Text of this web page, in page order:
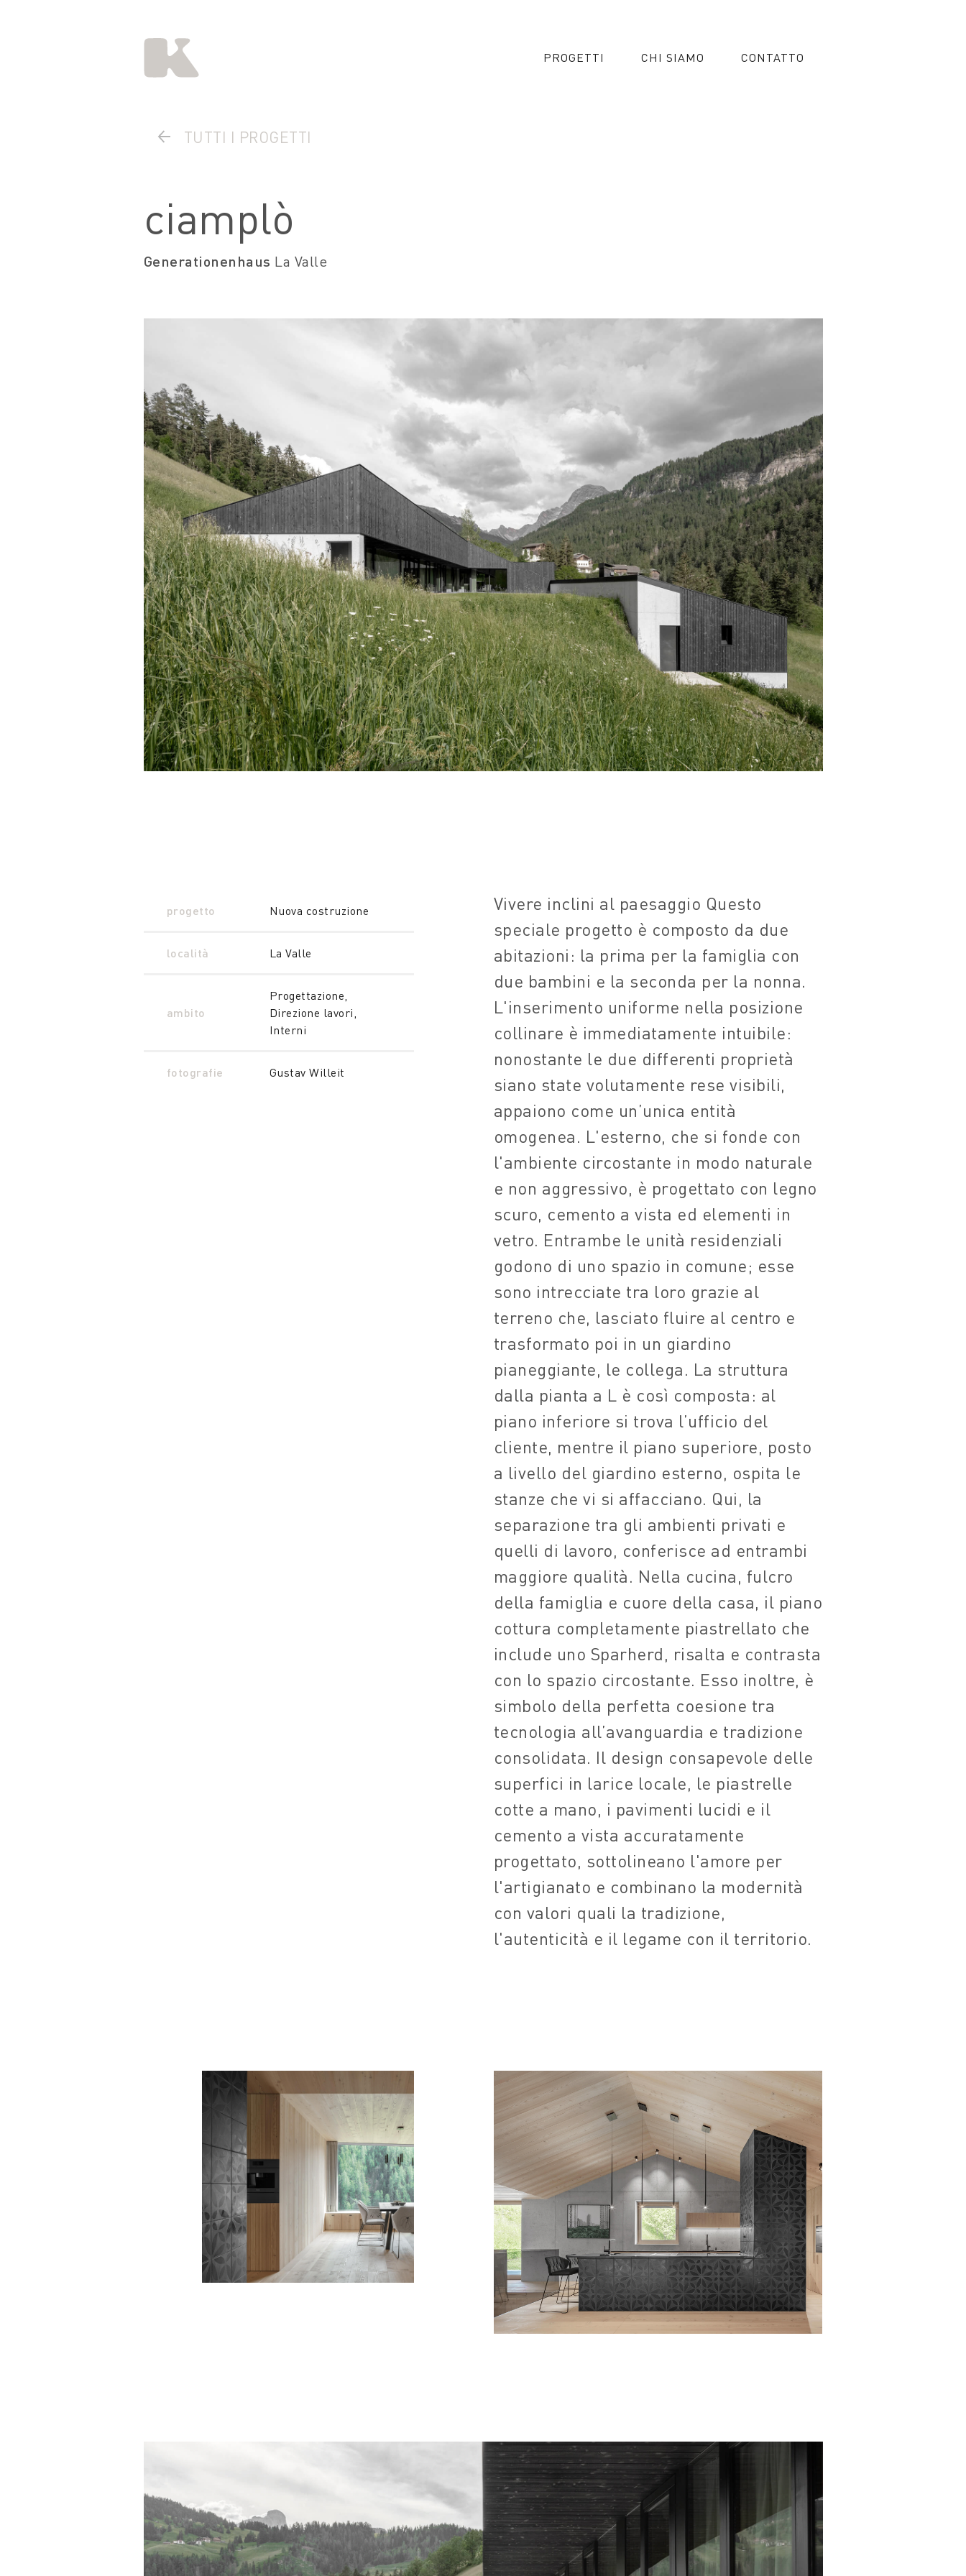
PROGETTI CHI SIAMO CONTATTO
TUTTI I PROGETTI
ciamplò
Generationenhaus La Valle
progetto Nuova costruzione
località La Valle
ambito
Progettazione,
Direzione lavori,
Interni
fotografie Gustav Willeit
Vivere inclini al paesaggio Questo
speciale progetto è composto da due
abitazioni: la prima per la famiglia con
due bambini e la seconda per la nonna.
L'inserimento uniforme nella posizione
collinare è immediatamente intuibile:
nonostante le due differenti proprietà
siano state volutamente rese visibili,
appaiono come un’unica entità
omogenea. L'esterno, che si fonde con
l'ambiente circostante in modo naturale
e non aggressivo, è progettato con legno
scuro, cemento a vista ed elementi in
vetro. Entrambe le unità residenziali
godono di uno spazio in comune; esse
sono intrecciate tra loro grazie al
terreno che, lasciato fluire al centro e
trasformato poi in un giardino
pianeggiante, le collega. La struttura
dalla pianta a L è così composta: al
piano inferiore si trova l’ufficio del
cliente, mentre il piano superiore, posto
a livello del giardino esterno, ospita le
stanze che vi si affacciano. Qui, la
separazione tra gli ambienti privati e
quelli di lavoro, conferisce ad entrambi
maggiore qualità. Nella cucina, fulcro
della famiglia e cuore della casa, il piano
cottura completamente piastrellato che
include uno Sparherd, risalta e contrasta
con lo spazio circostante. Esso inoltre, è
simbolo della perfetta coesione tra
tecnologia all’avanguardia e tradizione
consolidata. Il design consapevole delle
superfici in larice locale, le piastrelle
cotte a mano, i pavimenti lucidi e il
cemento a vista accuratamente
progettato, sottolineano l'amore per
l'artigianato e combinano la modernità
con valori quali la tradizione,
l'autenticità e il legame con il territorio.